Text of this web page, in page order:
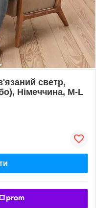
светр,
Німеччина, M-L